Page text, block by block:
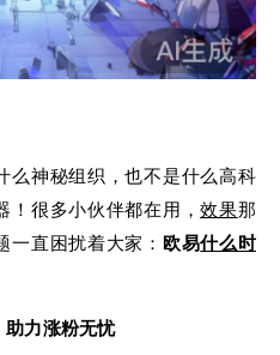
么神秘组织，也不是什么高科
！很多小伙伴都在用，效果那
一直困扰着大家： 欧易什么时
力涨粉无忧